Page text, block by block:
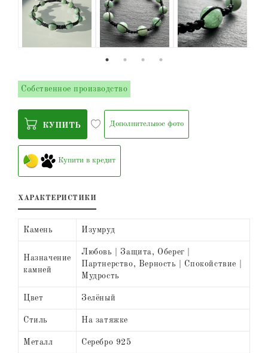
Собственное производство
КУПИТЬ Дополнительное фото
Купити в кредит
ХАРАКТЕРИСТИКИ
Камень Изумруд
Назначение
камней
Любовь | Защита, Оберег |
Партнерство, Верность | Спокойствие |
Мудрость
Цвет Зелёный
Стиль На затяжке
Металл Серебро 925